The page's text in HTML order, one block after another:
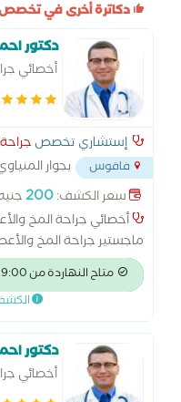
دكاترة أخرى في
دكتور
أخصائي
بالقوات
إستشاري تخصص
فاقوس بجوار
سعر الكشف:200
أخصائي جراحة المخ
ماجستير جراحة المخ
خبرة واسعة في تشخيص
والعمود الفقري مثل:
المخ والنخاع الشوكي.
والمناظير العصبية.
والتأهيل العصبي.
متاح النهاردة من 9:00 صباحاً
دكتور
أخصائي
بالقوات